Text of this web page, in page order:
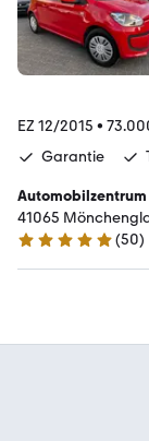
EZ 12/2015 •
Garantie
41065
4.9 Sterne
(50)